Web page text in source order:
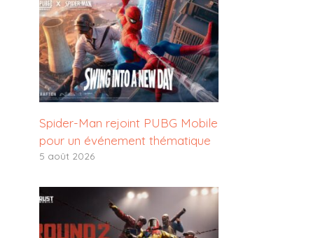
Spider-Man rejoint PUBG Mobile
pour un événement thématique
5 août 2026